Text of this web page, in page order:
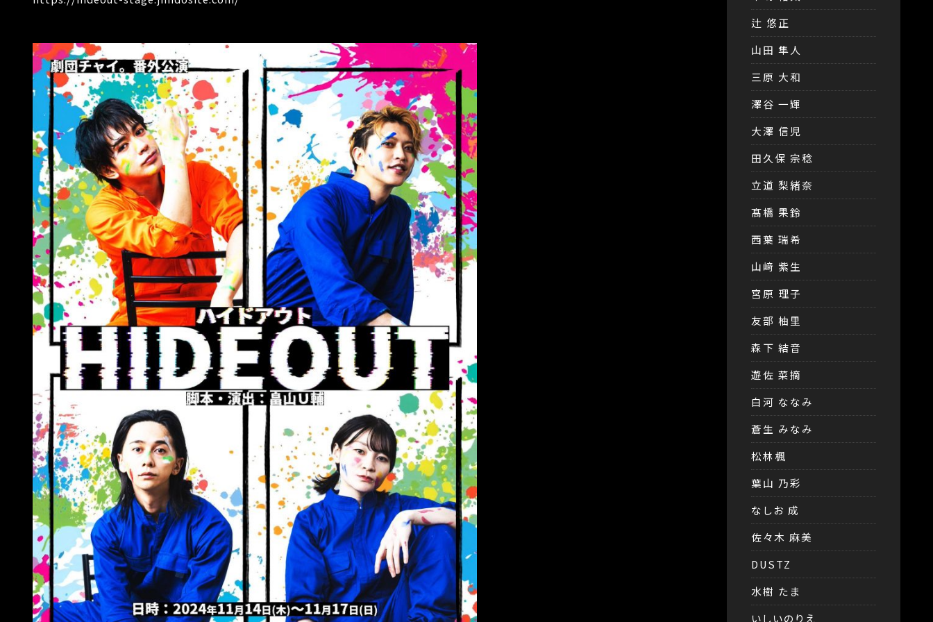
辻 悠正
山田 隼人
三原 大和
澤谷 一輝
大澤 信児
田久保 宗稔
立道 梨緒奈
髙橋 果鈴
西葉 瑞希
山﨑 紫生
宮原 理子
友部 柚里
森下 結音
遊佐 菜摘
白河 ななみ
蒼生 みなみ
松林楓
葉山 乃彩
なしお 成
佐々木 麻美
DUSTZ
水樹 たま
いしいのりえ